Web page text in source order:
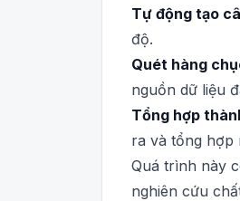
Tự động tạo
độ.
Quét hàng
nguồn dữ liệu
Tổng hợp
ra và tổng hợp
Quá trình này
nghiên cứu